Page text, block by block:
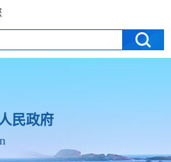
民政府